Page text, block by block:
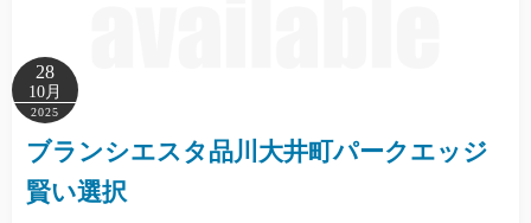
28
10月
2025
ブランシエスタ品川大井町パークエッジ
賢い選択